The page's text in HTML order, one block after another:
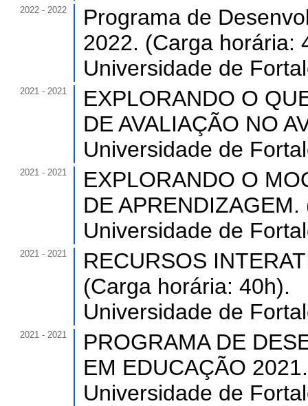
2022 - 2022
Programa de
2022. (Carga horária:
Universidade de
2021 - 2021
EXPLORANDO O
DE AVALIAÇÃO NO
Universidade de
2021 - 2021
EXPLORANDO O
DE
Universidade de
2021 - 2021
RECURSOS
(Carga horária: 40h).
Universidade de
2021 - 2021
PROGRAMA DE
EM EDUCAÇÃO 2021.
Universidade de